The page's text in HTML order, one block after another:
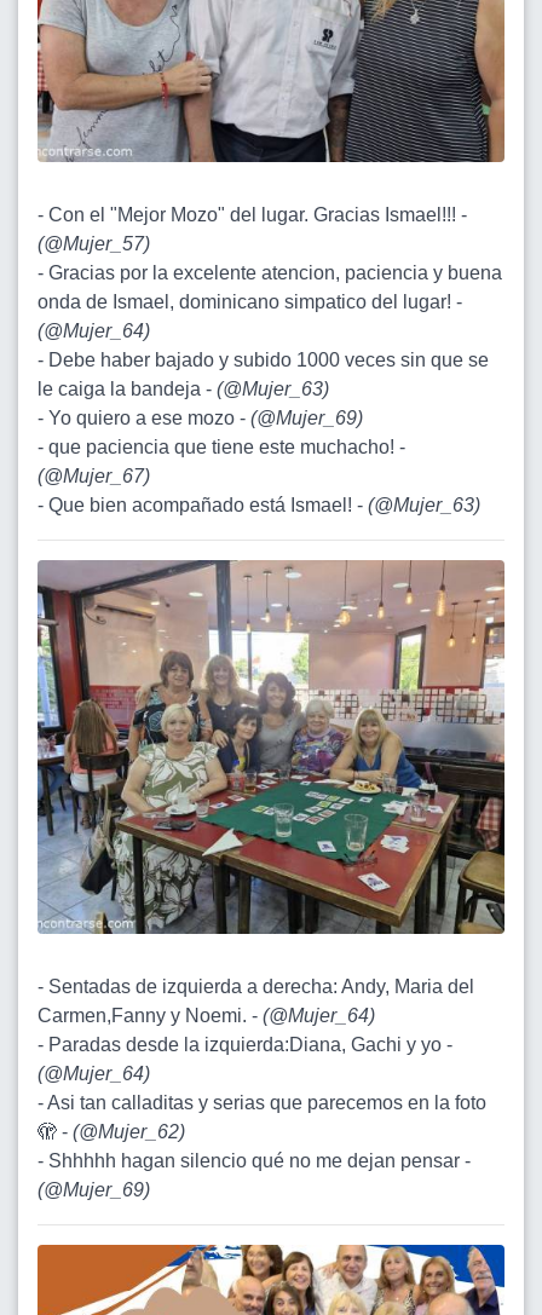
- Con el "Mejor Mozo" del lugar. Gracias Ismael!!! -
(@Mujer_57)
- Gracias por la excelente atencion, paciencia y buena
onda de Ismael, dominicano simpatico del lugar! -
(@Mujer_64)
- Debe haber bajado y subido 1000 veces sin que se
le caiga la bandeja - (@Mujer_63)
- Yo quiero a ese mozo - (@Mujer_69)
- que paciencia que tiene este muchacho! -
(@Mujer_67)
- Que bien acompañado está Ismael! - (@Mujer_63)
- Sentadas de izquierda a derecha: Andy, Maria del
Carmen,Fanny y Noemi. - (@Mujer_64)
- Paradas desde la izquierda:Diana, Gachi y yo -
(@Mujer_64)
- Asi tan calladitas y serias que parecemos en la foto
🫣 - (@Mujer_62)
- Shhhhh hagan silencio qué no me dejan pensar -
(@Mujer_69)